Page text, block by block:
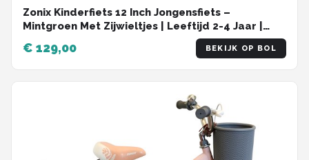
Zonix Kinderfiets 12 Inch Jongensfiets –
Mintgroen Met Zijwieltjes | Leeftijd 2-4 Jaar |
€ 129,00 BEKIJK OP BOL